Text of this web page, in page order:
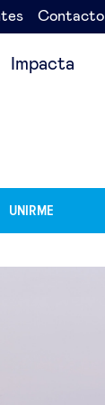
Contacto
Impacta
UNIRME